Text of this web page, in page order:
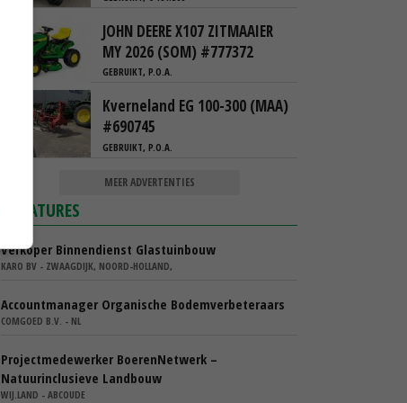
JOHN DEERE X107 ZITMAAIER
MY 2026 (SOM) #777372
GEBRUIKT, P.O.A.
Kverneland EG 100-300 (MAA)
#690745
GEBRUIKT, P.O.A.
MEER ADVERTENTIES
VACATURES
Verkoper Binnendienst Glastuinbouw
KARO BV - ZWAAGDIJK, NOORD-HOLLAND,
Accountmanager Organische Bodemverbeteraars
COMGOED B.V. - NL
Projectmedewerker BoerenNetwerk –
Natuurinclusieve Landbouw
WIJ.LAND - ABCOUDE